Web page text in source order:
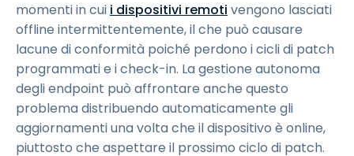
momenti in cui i dispositivi remoti vengono lasciati
offline intermittentemente, il che può causare
lacune di conformità poiché perdono i cicli di patch
programmati e i check-in. La gestione autonoma
degli endpoint può affrontare anche questo
problema distribuendo automaticamente gli
aggiornamenti una volta che il dispositivo è online,
piuttosto che aspettare il prossimo ciclo di patch.